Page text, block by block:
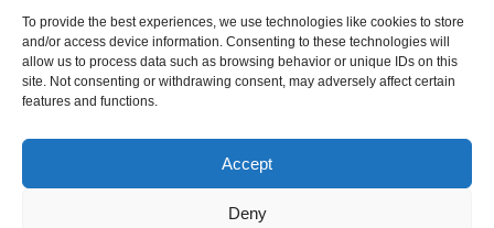
To provide the best experiences, we use technologies like cookies to store
and/or access device information. Consenting to these technologies will
allow us to process data such as browsing behavior or unique IDs on this
site. Not consenting or withdrawing consent, may adversely affect certain
features and functions.
Accept
Deny
© 2022 UAB "Henda" | Visos teisės saugomos | Sukūrė